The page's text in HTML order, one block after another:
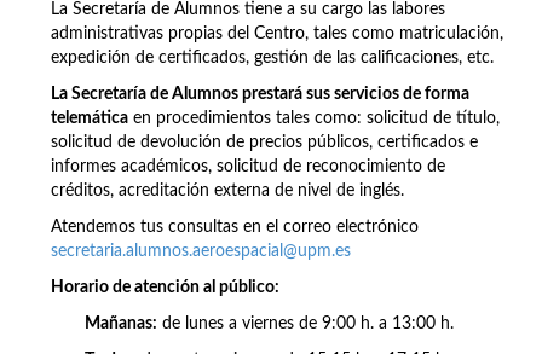
La Secretaría de Alumnos tiene a su cargo las labores
administrativas propias del Centro, tales como matriculación,
expedición de certificados, gestión de las calificaciones, etc.
La Secretaría de Alumnos prestará sus servicios de forma
telemática en procedimientos tales como: solicitud de título,
solicitud de devolución de precios públicos, certificados e
informes académicos, solicitud de reconocimiento de
créditos, acreditación externa de nivel de inglés.
Atendemos tus consultas en el correo electrónico
secretaria.alumnos.aeroespacial@upm.es
Horario de atención al público:
Mañanas: de lunes a viernes de 9:00 h. a 13:00 h.